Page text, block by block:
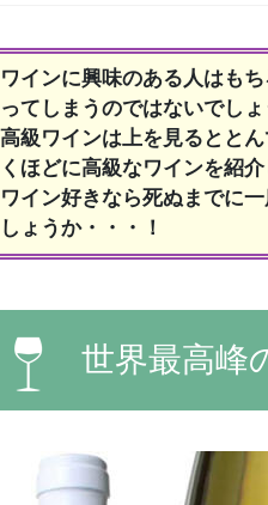
ワインに興味のある人はも
ってしまうのではないでし
高級ワインは上を見るとと
くほどに高級なワインを紹
ワイン好きなら死ぬまでに
しょうか・・・！
世界最高峰